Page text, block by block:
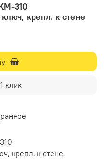
310
крепл. к стене
клик
крепл. к стене